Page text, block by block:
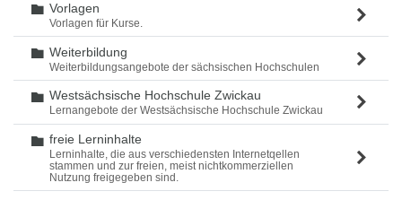
Ordner
Vorlagen
Vorlagen für Kurse.
Ordner
Weiterbildung
Weiterbildungsangebote der sächsischen Hochschulen
Ordner
Westsächsische Hochschule Zwickau
Lernangebote der Westsächsische Hochschule Zwickau
Ordner
freie Lerninhalte
Lerninhalte, die aus verschiedensten Internetqellen
stammen und zur freien, meist nichtkommerziellen
Nutzung freigegeben sind.